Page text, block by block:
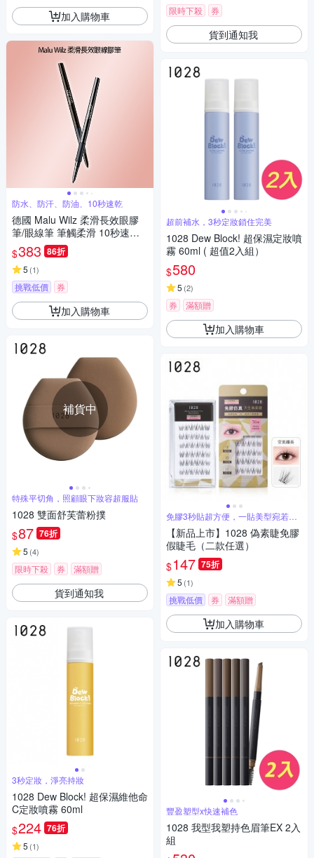
加入購物車
防水、防汗、防油、10秒速乾
德國 Malu Wilz 柔滑長效眼膠
筆/眼線筆 筆觸柔滑 10秒速乾
卓越的附著力 可暈開做漸層煙
燻眼影造型
$383 86折
5 (1)
挑戰低價 券
加入購物車
補貨中
特殊平切角，照顧眼下妝容超服貼
1028 雙面舒芙蕾粉撲
$87 76折
5 (4)
限時下殺 券 滿額贈
貨到通知我
3秒定妝，淨亮持妝
1028 Dew Block! 超保濕維他命
C定妝噴霧 60ml
$224 76折
5 (1)
限時下殺 券
貨到通知我
超前補水，3秒定妝鎖住完美
1028 Dew Block! 超保濕定妝噴
霧 60ml ( 超值2入組）
$580
5 (2)
券 滿額贈
加入購物車
免膠3秒貼超方便，一貼美型宛若真
睫
【新品上市】1028 偽素睫免膠
假睫毛（二款任選）
$147 75折
5 (1)
挑戰低價 券 滿額贈
加入購物車
豐盈塑型x快速補色
1028 我型我塑持色眉筆EX 2入
組